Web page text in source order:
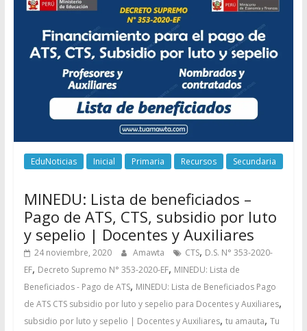
EduNoticias Inicial Primaria Recursos Secundaria
MINEDU: Lista de beneficiados –
Pago de ATS, CTS, subsidio por luto
y sepelio | Docentes y Auxiliares
24 noviembre, 2020 Amawta CTS, D.S. N° 353-2020-
EF, Decreto Supremo N° 353-2020-EF, MINEDU: Lista de
Beneficiados - Pago de ATS, MINEDU: Lista de Beneficiados Pago
de ATS CTS subsidio por luto y sepelio para Docentes y Auxiliares,
subsidio por luto y sepelio | Docentes y Auxiliares, tu amauta, Tu